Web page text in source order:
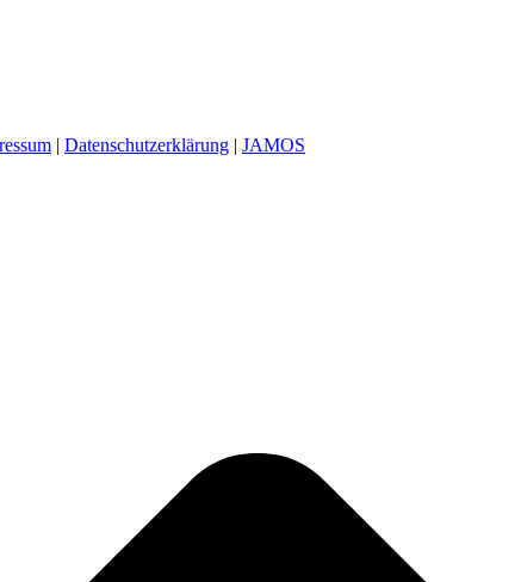
| Datenschutzerklärung | JAMOS